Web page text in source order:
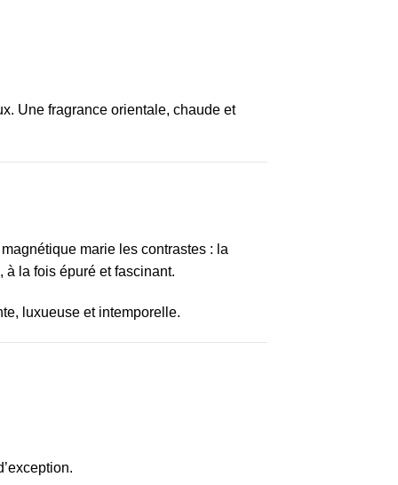
Une fragrance orientale, chaude et
marie les contrastes : la
à la fois épuré et fascinant.
luxueuse et intemporelle.